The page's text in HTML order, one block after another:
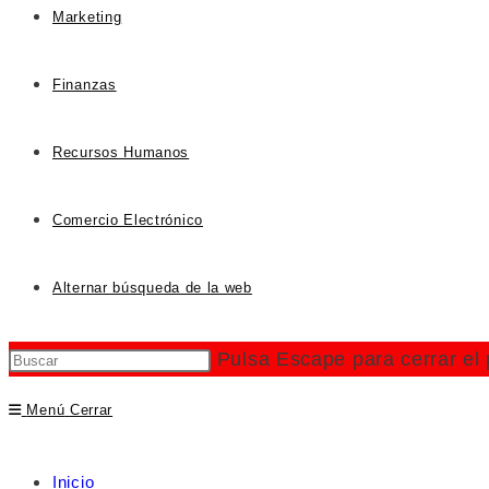
Marketing
Finanzas
Recursos Humanos
Comercio Electrónico
Alternar búsqueda de la web
Pulsa Escape para cerrar el
Menú Cerrar
Inicio